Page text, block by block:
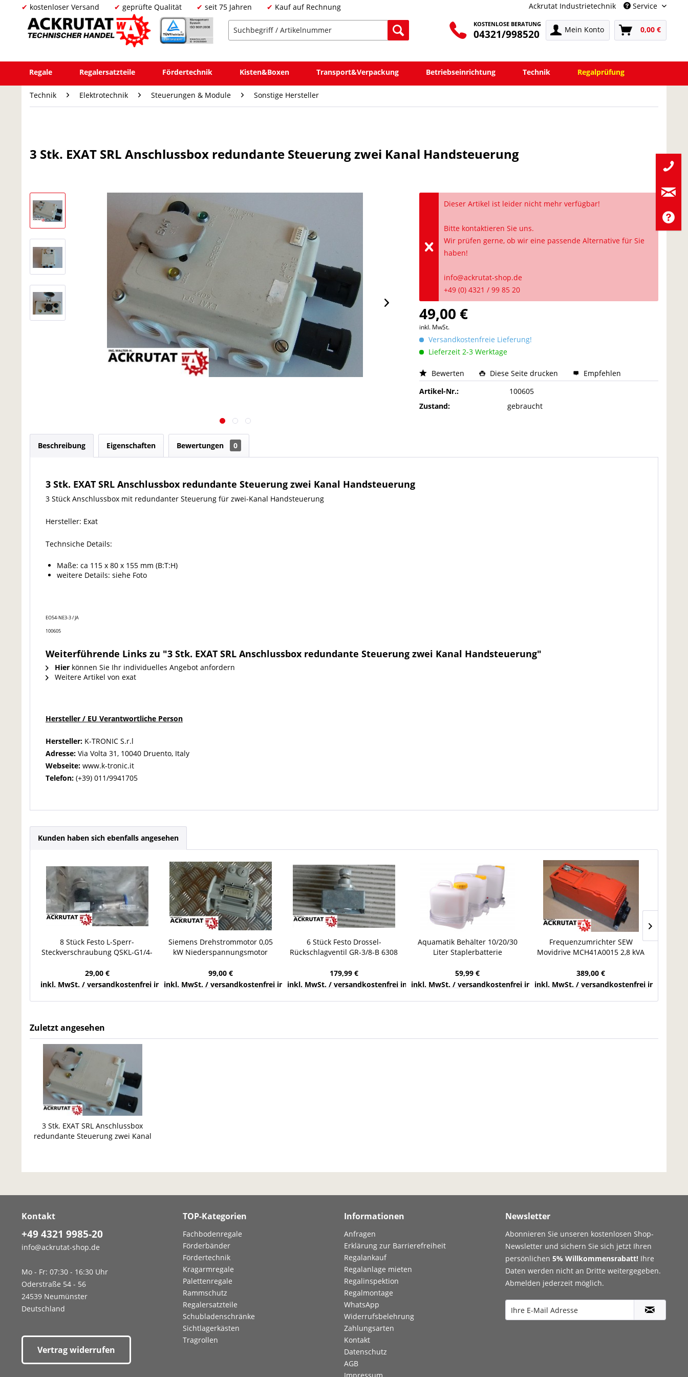
kostenloser Versand geprüfte Qualität seit 75 Jahren Kauf auf Rechnung Ackrutat Industrietechnik Service
KOSTENLOSE BERATUNG
04321/998520 Mein Konto 0,00 €
Regale Regalersatzteile Fördertechnik Kisten&Boxen Transport&Verpackung Betriebseinrichtung Technik Regalprüfung
Technik Elektrotechnik Steuerungen & Module Sonstige Hersteller
3 Stk. EXAT SRL Anschlussbox redundante Steuerung zwei Kanal Handsteuerung
Dieser Artikel ist leider nicht mehr verfügbar!
Bitte kontaktieren Sie uns.
Wir prüfen gerne, ob wir eine passende Alternative für Sie
haben!
info@ackrutat-shop.de
+49 (0) 4321 / 99 85 20
49,00 €
inkl. MwSt.
Versandkostenfreie Lieferung!
Lieferzeit 2-3 Werktage
Bewerten Diese Seite drucken
Empfehlen
Artikel-Nr.:
100605
Zustand:
gebraucht
Beschreibung Eigenschaften Bewertungen 0
3 Stk. EXAT SRL Anschlussbox redundante Steuerung zwei Kanal Handsteuerung
3 Stück Anschlussbox mit redundanter Steuerung für zwei-Kanal Handsteuerung
Hersteller: Exat
Technsiche Details:
Maße: ca 115 x 80 x 155 mm (B:T:H)
weitere Details: siehe Foto
EO54-NE3-3 / JA
100605
Weiterführende Links zu "3 Stk. EXAT SRL Anschlussbox redundante Steuerung zwei Kanal Handsteuerung"
Hier können Sie Ihr individuelles Angebot anfordern
Weitere Artikel von exat
Hersteller / EU Verantwortliche Person
Hersteller: K-TRONIC S.r.l
Adresse: Via Volta 31, 10040 Druento, Italy
Webseite: www.k-tronic.it
Telefon: (+39) 011/9941705
Kunden haben sich ebenfalls angesehen
8 Stück Festo L-Sperr-
Steckverschraubung QSKL-G1/4-
29,00 €
inkl. MwSt. / versandkostenfrei innerhalb Deutschlands
Siemens Drehstrommotor 0,05
kW Niederspannungsmotor
99,00 €
inkl. MwSt. / versandkostenfrei innerhalb Deutschlands
6 Stück Festo Drossel-
Rückschlagventil GR-3/8-B 6308
179,99 €
inkl. MwSt. / versandkostenfrei innerhalb Deutschlands
Aquamatik Behälter 10/20/30
Liter Staplerbatterie
Fallwasserbehälter
59,99 €
inkl. MwSt. / versandkostenfrei innerhalb Deutschlands
Frequenzumrichter SEW
Movidrive MCH41A0015 2,8 kVA
00
389,00 €
inkl. MwSt. / versandkostenfrei innerhalb
Zuletzt angesehen
3 Stk. EXAT SRL Anschlussbox
redundante Steuerung zwei Kanal
Kontakt
+49 4321 9985-20
info@ackrutat-shop.de
Mo - Fr: 07:30 - 16:30 Uhr
Oderstraße 54 - 56
24539 Neumünster
Deutschland
Vertrag widerrufen
TOP-Kategorien
Fachbodenregale
Förderbänder
Fördertechnik
Kragarmregale
Palettenregale
Rammschutz
Regalersatzteile
Schubladenschränke
Sichtlagerkästen
Tragrollen
Informationen
Anfragen
Erklärung zur Barrierefreiheit
Regalankauf
Regalanlage mieten
Regalinspektion
Regalmontage
WhatsApp
Widerrufsbelehrung
Zahlungsarten
Kontakt
Datenschutz
AGB
Newsletter
Abonnieren Sie unseren kostenlosen Shop-
Newsletter und sichern Sie sich jetzt Ihren
persönlichen 5% Willkommensrabatt! Ihre
Daten werden nicht an Dritte weitergegeben.
Abmelden jederzeit möglich.